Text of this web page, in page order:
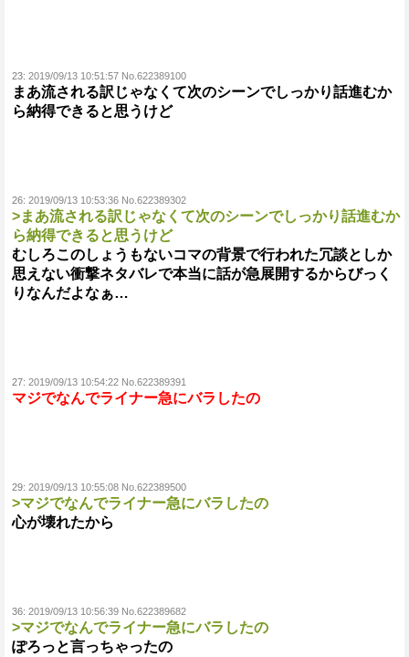
23: 2019/09/13 10:51:57 No.622389100
まあ流される訳じゃなくて次のシーンでしっかり話進むか
ら納得できると思うけど
26: 2019/09/13 10:53:36 No.622389302
>まあ流される訳じゃなくて次のシーンでしっかり話進むか
ら納得できると思うけど
むしろこのしょうもないコマの背景で行われた冗談としか
思えない衝撃ネタバレで本当に話が急展開するからびっく
りなんだよなぁ…
27: 2019/09/13 10:54:22 No.622389391
マジでなんでライナー急にバラしたの
29: 2019/09/13 10:55:08 No.622389500
>マジでなんでライナー急にバラしたの
心が壊れたから
36: 2019/09/13 10:56:39 No.622389682
>マジでなんでライナー急にバラしたの
ぽろっと言っちゃったの